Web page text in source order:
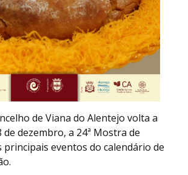
de Viana do Alentejo volta a
de dezembro, a 24ª Mostra de
principais eventos do calendário de